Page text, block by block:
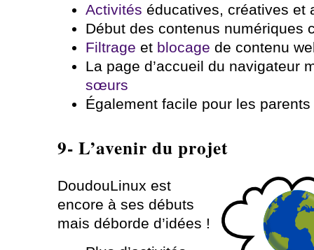
Activités éducatives, créatives et
Début des contenus numériques
Filtrage et blocage de contenu
La page d’accueil du navigateur
sœurs
Également facile pour les parents
9- L’avenir du projet
DoudouLinux est
encore à ses débuts
mais déborde d’idées !